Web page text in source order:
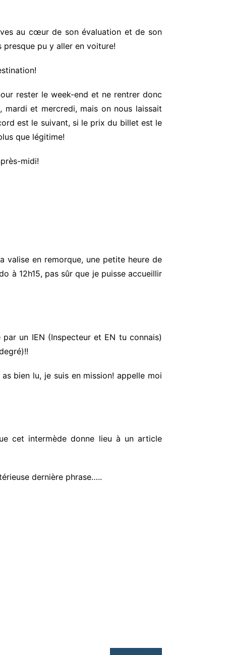
au cœur de son évaluation et de son
presque pu y aller en voiture!
rester le week-end et ne rentrer donc
mardi et mercredi, mais on nous laissait
est le suivant, si le prix du billet est le
que légitime!
midi!
valise en remorque, une petite heure de
à 12h15, pas sûr que je puisse accueillir
un IEN (Inspecteur et EN tu connais)
bien lu, je suis en mission! appelle moi
cet intermède donne lieu à un article
dernière phrase…..